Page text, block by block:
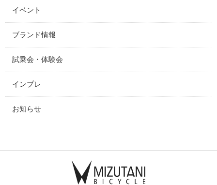
イベント
ブランド情報
試乗会・体験会
インプレ
お知らせ